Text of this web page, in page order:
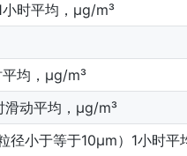
小时平均，μg/m³
平均，μg/m³
滑动平均，μg/m³
径小于等于10μm）1小时平